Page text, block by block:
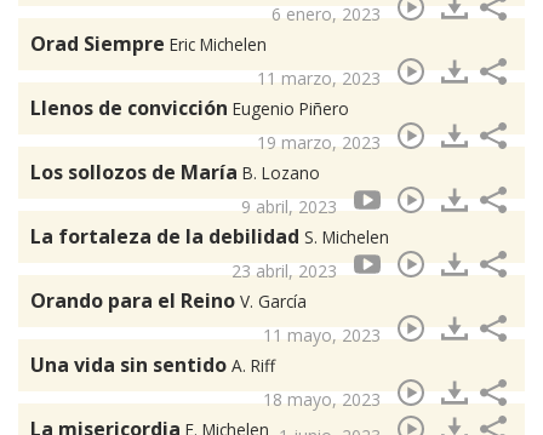
6 enero, 2023
Orad Siempre Eric Michelen
11 marzo, 2023
Llenos de convicción Eugenio Piñero
19 marzo, 2023
Los sollozos de María B. Lozano
9 abril, 2023
La fortaleza de la debilidad S. Michelen
23 abril, 2023
Orando para el Reino V. García
11 mayo, 2023
Una vida sin sentido A. Riff
18 mayo, 2023
La misericordia E. Michelen